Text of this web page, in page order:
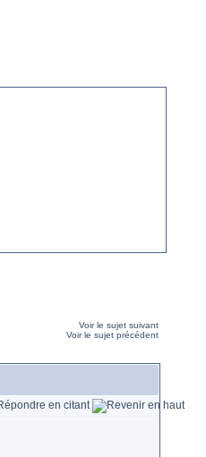
Voir le sujet suivant
Voir le sujet précédent